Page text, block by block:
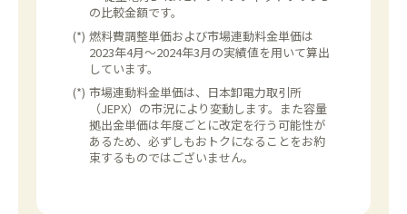
の比較金額です。
(*) 燃料費調整単価および市場連動料金単価は
2023年4月～2024年3月の実績値を用いて算出
しています。
(*) 市場連動料金単価は、日本卸電力取引所
（JEPX）の市況により変動します。また容量
拠出金単価は年度ごとに改定を行う可能性が
あるため、必ずしもおトクになることをお約
束するものではございません。